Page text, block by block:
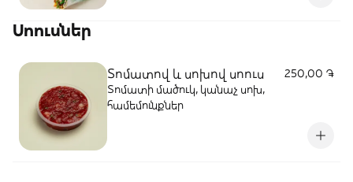
Սոուսներ
Տոմատով և սոխով սոուս
250,00 ֏
Տոմատի մածուկ, կանաչ սոխ,
համեմունքներ